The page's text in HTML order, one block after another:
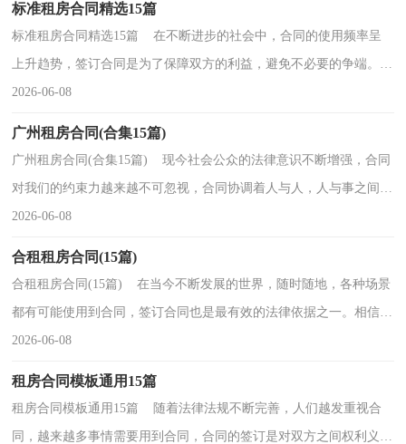
标准租房合同精选15篇
标准租房合同精选15篇 在不断进步的社会中，合同的使用频率呈
上升趋势，签订合同是为了保障双方的利益，避免不必要的争端。合
同有不同的类型，当然也有不同的目的，以下是小编为大...
2026-06-08
广州租房合同(合集15篇)
广州租房合同(合集15篇) 现今社会公众的法律意识不断增强，合同
对我们的约束力越来越不可忽视，合同协调着人与人，人与事之间的
关系。相信大家又在为写合同犯愁了吧，以下是小编...
2026-06-08
合租租房合同(15篇)
合租租房合同(15篇) 在当今不断发展的世界，随时随地，各种场景
都有可能使用到合同，签订合同也是最有效的法律依据之一。相信大
家又在为写合同犯愁了吧，以下是小编帮大家整理的...
2026-06-08
租房合同模板通用15篇
租房合同模板通用15篇 随着法律法规不断完善，人们越发重视合
同，越来越多事情需要用到合同，合同的签订是对双方之间权利义务